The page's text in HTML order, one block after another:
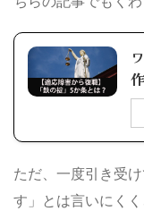
ただ、一度引き受
す」とは言いにく